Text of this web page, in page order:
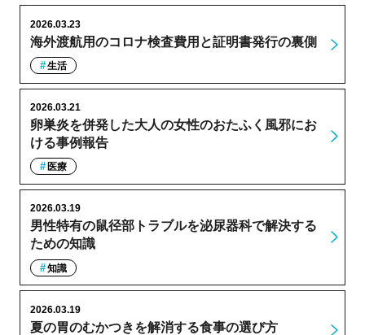
海外渡航用のコロナ検査費用と証明書発行の裏側
2026.03.23
生活
卵巣炎を併発した大人の女性のおたふく風邪にお
ける事例報告
2026.03.21
医療
男性特有の鼠径部トラブルを泌尿器科で解決する
ための知識
2026.03.19
知識
夏の胃のむかつきを解消する食事の選び方
2026.03.19